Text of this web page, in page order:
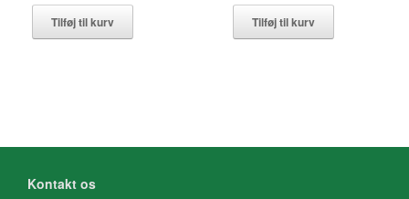
Tilføj til kurv Tilføj til kurv
Kontakt os